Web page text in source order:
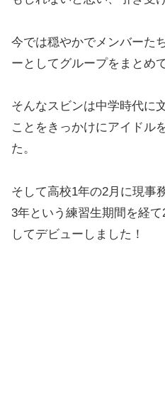
今では穏やかでメンバーた
ーとしてグループをまとめ
そんなスビンは中学時代に
ことをきっかけにアイドル
た。
そして高校1年の2月に現事
3年という練習生期間を経
してデビューしました！